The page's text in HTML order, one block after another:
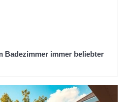
Badezimmer immer beliebter